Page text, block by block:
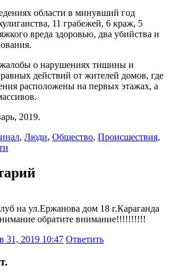
области в минувший год
11 грабежей, 6 краж, 5
вреда здоровью, два убийства и
жалобы о нарушениях тишины и
действий от жителей домов, где
расположены на первых этажах, а
2019.
, Люди, Общество, Происшествия,
на ул.Ержанова дом 18 г.Караганда
обратите внимание!!!!!!!!!!
31, 2019 10:47 Ответить